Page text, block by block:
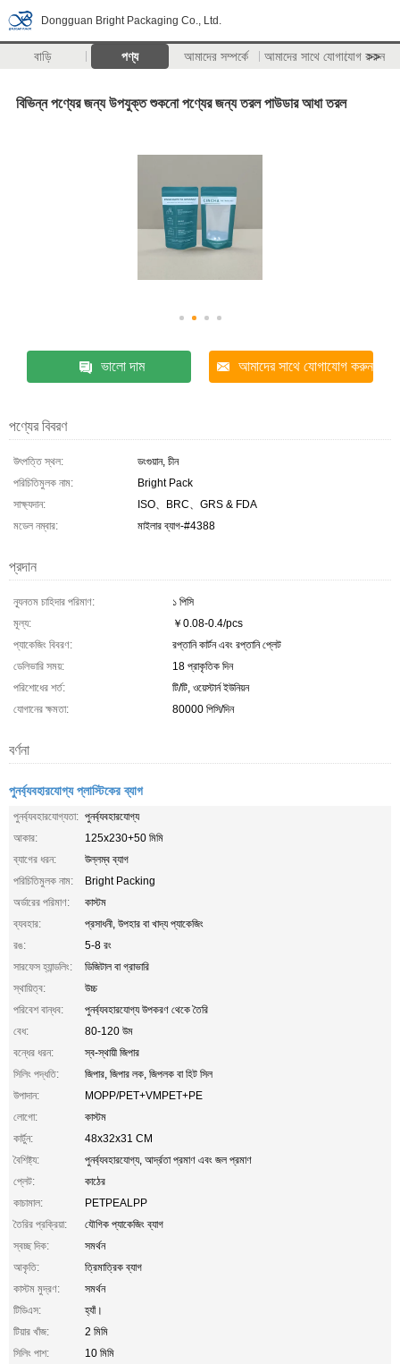
Dongguan Bright Packaging Co., Ltd.
বাড়ি পণ্য আমাদের সম্পর্কে আমাদের সাথে যোগাযোগ করুন
>>
বিভিন্ন পণ্যের জন্য উপযুক্ত শুকনো পণ্যের জন্য তরল পাউডার আধা তরল
ভালো দাম আমাদের সাথে যোগাযোগ করুন
পণ্যের বিবরণ
উৎপত্তি স্থল:
ডংগুয়ান, চীন
পরিচিতিমুলক নাম:
Bright Pack
সাক্ষ্যদান:
ISO、BRC、GRS & FDA
মডেল নম্বার:
মাইলার ব্যাগ-#4388
প্রদান
ন্যূনতম চাহিদার পরিমাণ:
১ পিসি
মূল্য:
￥0.08-0.4/pcs
প্যাকেজিং বিবরণ:
রপ্তানি কার্টন এবং রপ্তানি প্লেট
ডেলিভারি সময়:
18 প্রাকৃতিক দিন
পরিশোধের শর্ত:
টি/টি, ওয়েস্টার্ন ইউনিয়ন
যোগানের ক্ষমতা:
80000 পিসি/দিন
বর্ণনা
পুনর্ব্যবহারযোগ্য প্লাস্টিকের ব্যাগ
পুনর্ব্যবহারযোগ্যতা: পুনর্ব্যবহারযোগ্য
আকার:
125x230+50 মিমি
ব্যাগের ধরন:
উল্লম্ব ব্যাগ
পরিচিতিমুলক নাম:
Bright Packing
অর্ডারের পরিমাণ:
কাস্টম
ব্যবহার:
প্রসাধনী, উপহার বা খাদ্য প্যাকেজিং
রঙ:
5-8 রং
সারফেস হ্যান্ডলিং:
ডিজিটাল বা গ্রাভারি
স্থায়িত্ব:
উচ্চ
পরিবেশ বান্ধব:
পুনর্ব্যবহারযোগ্য উপকরণ থেকে তৈরি
বেধ:
80-120 উম
বন্ধের ধরন:
স্ব-স্থায়ী জিপার
সিলিং পদ্ধতি:
জিপার, জিপার লক, জিপলক বা হিট সিল
উপাদান:
MOPP/PET+VMPET+PE
লোগো:
কাস্টম
কার্টুন:
48x32x31 CM
বৈশিষ্ট্য:
পুনর্ব্যবহারযোগ্য, আর্দ্রতা প্রমাণ এবং জল প্রমাণ
প্লেট:
কাঠের
কাচামাল:
PETPEALPP
তৈরির প্রক্রিয়া:
যৌগিক প্যাকেজিং ব্যাগ
স্বচ্ছ দিক:
সমর্থন
আকৃতি:
ত্রিমাত্রিক ব্যাগ
কাস্টম মুদ্রণ:
সমর্থন
টিডিএস:
হ্যাঁ।
টিয়ার খাঁজ:
2 মিমি
সিলিং পাশ:
10 মিমি